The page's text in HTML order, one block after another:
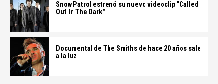
Snow Patrol estrenó su nuevo videoclip "Called
Out In The Dark"
Documental de The Smiths de hace 20 años sale
a la luz